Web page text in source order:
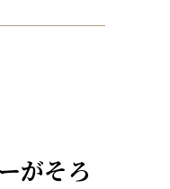
がそろ